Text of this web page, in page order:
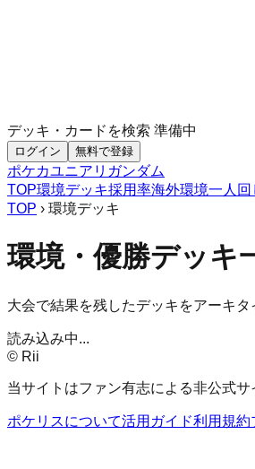
デッキ・カードを検索 準備中
ログイン 無料で登録
ポケカユニアリ ガンダム
TOP環境デッキ採用率海外環境一人回
TOP › 環境デッキ
環境・優勝デッキ
大会で結果を残したデッキをアーキタ
読み込み中...
© Rii
当サイトはファン有志による非公式
ポケリスについて活用ガイド利用規約